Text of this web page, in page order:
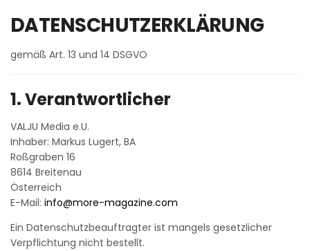
DATENSCHUTZERKLÄRUNG
gemäß Art. 13 und 14 DSGVO
1. Verantwortlicher
VALJU Media e.U.
Inhaber: Markus Lugert, BA
Roßgraben 16
8614 Breitenau
Österreich
E-Mail: info@more-magazine.com
Ein Datenschutzbeauftragter ist mangels gesetzlicher
Verpflichtung nicht bestellt.